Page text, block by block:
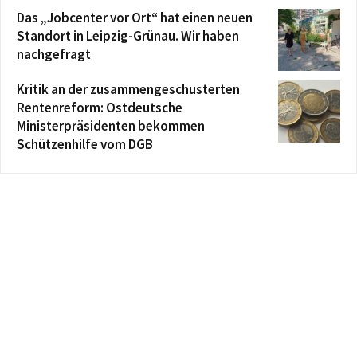
Das „Jobcenter vor Ort“ hat einen neuen
Standort in Leipzig-Grünau. Wir haben
nachgefragt
Kritik an der zusammengeschusterten
Rentenreform: Ostdeutsche
Ministerpräsidenten bekommen
Schützenhilfe vom DGB